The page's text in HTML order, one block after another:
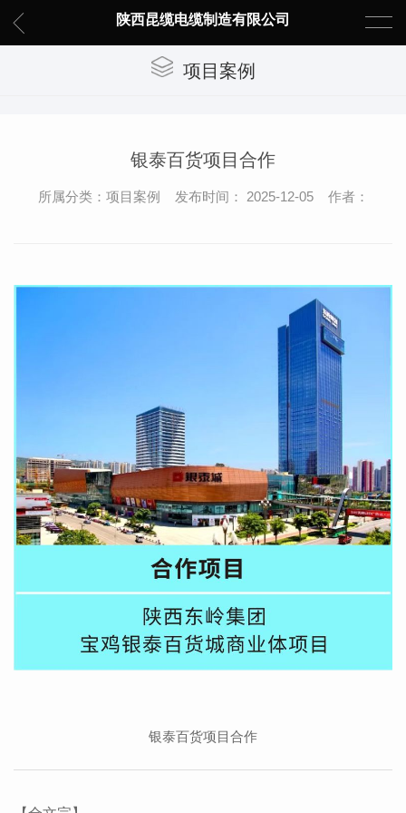
陕西昆缆电缆制造有限公司
项目案例
银泰百货项目合作
所属分类：项目案例 发布时间： 2025-12-05 作者：
银泰百货项目合作